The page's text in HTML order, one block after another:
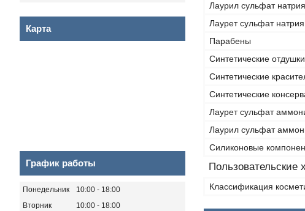
Лаурил сульфат
Лаурет сульфат
Парабены
Синтетические отдушки
Синтетические
Синтетические
Лаурет сульфат
Лаурил сульфат
Силиконовые
Пользовательские
Классификация
Карта
График работы
Понедельник 10:00
18:00
Вторник
10:00
18:00